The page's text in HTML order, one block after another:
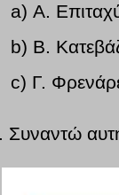
a) Α.
b) Β.
c) Γ.
Συναντώ